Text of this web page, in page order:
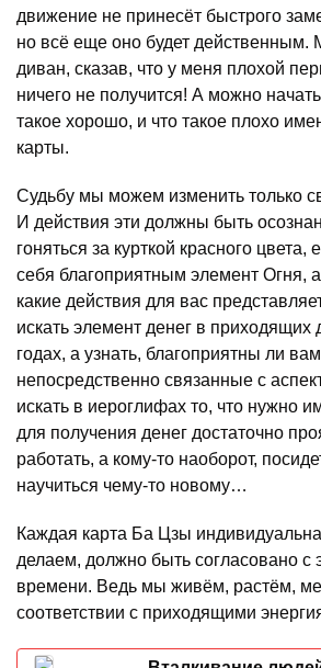
движение не принесёт быстрого
но всё еще оно будет действенным.
диван, сказав, что у меня плохой
ничего не получится! А можно
такое хорошо, и что такое плохо
карты.
Судьбу мы можем изменить только
И действия эти должны быть
гоняться за курткой красного цвета,
себя благоприятным элемент Огня, а
какие действия для вас
искать элемент денег в приходящих
годах, а узнать, благоприятны ли
непосредственно связанные с
искать в иероглифах то, что нужно
для получения денег достаточно
работать, а кому-то наоборот,
научиться чему-то новому…
Каждая карта Ба Цзы
делаем, должно быть согласовано с
времени. Ведь мы живём, растём,
соответствии с приходящими